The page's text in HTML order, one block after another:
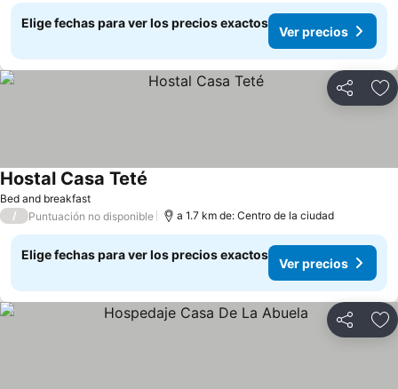
Elige fechas para ver los precios exactos
Ver precios
Compartir
Bed and breakfast
Hostal Casa Teté
/ Puntuación no disponible a 1.7 km de: Centro de la ciudad
Elige fechas para ver los precios exactos
Ver precios
Compartir